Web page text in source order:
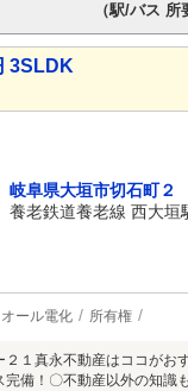
（駅/バス 所
3SLDK
岐阜県大垣市切石町２
養老鉄道養老線 西大垣
オール電化 所有権
２１真永不動産はココがお
完備！〇不動産以外の知